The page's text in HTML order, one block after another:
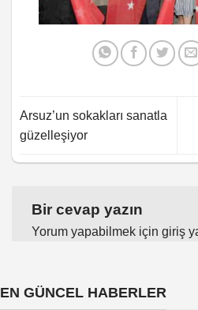
Arsuz’un sokakları sanatla
güzelleşiyor
Bir cevap yazın
Yorum yapabilmek için giriş
EN GÜNCEL HABERLER